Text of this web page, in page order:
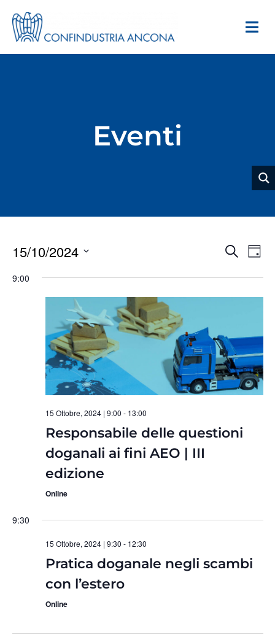
Eventi
e
Cerca
15/10/2024
9:00
15 Ottobre, 2024 | 9:00 - 13:00
Responsabile delle questioni
doganali ai fini AEO | III
edizione
Online
9:30
15 Ottobre, 2024 | 9:30 - 12:30
Pratica doganale negli scambi
con l’estero
Online